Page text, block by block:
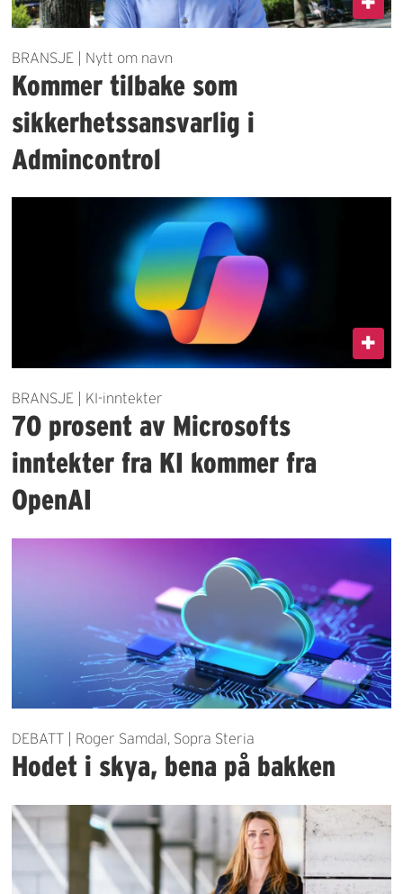
BRANSJE | Nytt om navn
Kommer tilbake som
sikkerhetssansvarlig i
Admincontrol
BRANSJE | KI-inntekter
70 prosent av Microsofts
inntekter fra KI kommer fra
OpenAI
DEBATT | Roger Samdal, Sopra Steria
Hodet i skya, bena på bakken